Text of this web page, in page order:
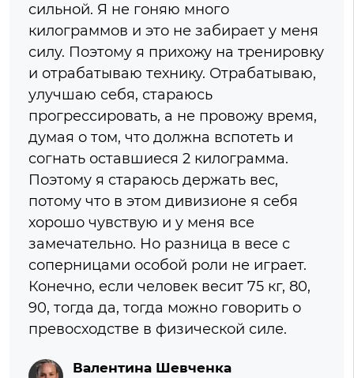
сильной. Я не гоняю много
килограммов и это не забирает у меня
силу. Поэтому я прихожу на тренировку
и отрабатываю технику. Отрабатываю,
улучшаю себя, стараюсь
прогрессировать, а не провожу время,
думая о том, что должна вспотеть и
согнать оставшиеся 2 килограмма.
Поэтому я стараюсь держать вес,
потому что в этом дивизионе я себя
хорошо чувствую и у меня все
замечательно. Но разница в весе с
соперницами особой роли не играет.
Конечно, если человек весит 75 кг, 80,
90, тогда да, тогда можно говорить о
превосходстве в физической силе.
Валентина Шевченка